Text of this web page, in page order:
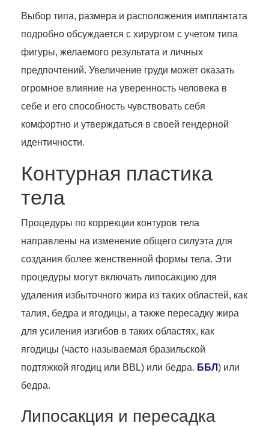
Выбор типа, размера и расположения имплантата
подробно обсуждается с хирургом с учетом типа
фигуры, желаемого результата и личных
предпочтений. Увеличение груди может оказать
огромное влияние на уверенность человека в
себе и его способность чувствовать себя
комфортно и утверждаться в своей гендерной
идентичности.
Контурная пластика
тела
Процедуры по коррекции контуров тела
направлены на изменение общего силуэта для
создания более женственной формы тела. Эти
процедуры могут включать липосакцию для
удаления избыточного жира из таких областей, как
талия, бедра и ягодицы, а также пересадку жира
для усиления изгибов в таких областях, как
ягодицы (часто называемая бразильской
подтяжкой ягодиц или BBL) или бедра. ББЛ) или
бедра.
Липосакция и пересадка